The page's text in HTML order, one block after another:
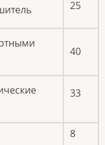
25
40
33
8